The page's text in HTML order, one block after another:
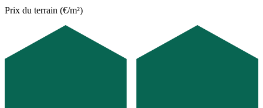
Prix du terrain (€/m²)